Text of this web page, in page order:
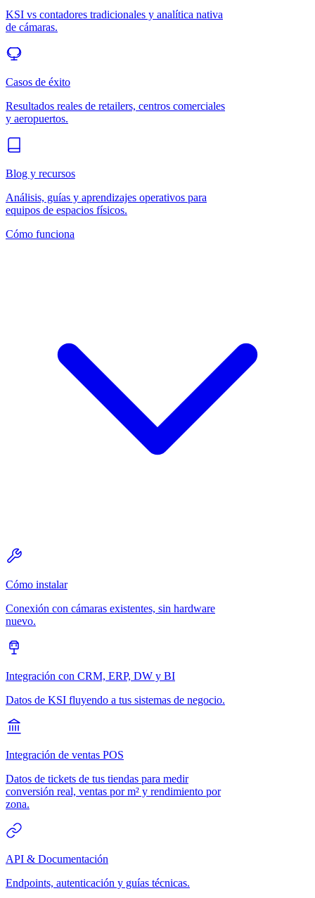
KSI vs contadores tradicionales y analítica nativa
de cámaras.
Casos de éxito
Resultados reales de retailers, centros comerciales
y aeropuertos.
Blog y recursos
Análisis, guías y aprendizajes operativos para
equipos de espacios físicos.
Cómo funciona
Cómo instalar
Conexión con cámaras existentes, sin hardware
nuevo.
Integración con CRM, ERP, DW y BI
Datos de KSI fluyendo a tus sistemas de negocio.
Integración de ventas POS
Datos de tickets de tus tiendas para medir
conversión real, ventas por m² y rendimiento por
zona.
API & Documentación
Endpoints, autenticación y guías técnicas.